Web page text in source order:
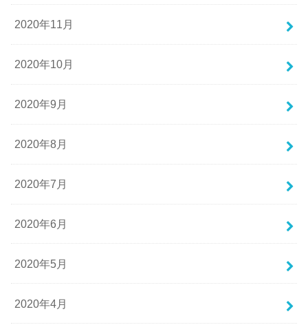
2020年11月
2020年10月
2020年9月
2020年8月
2020年7月
2020年6月
2020年5月
2020年4月